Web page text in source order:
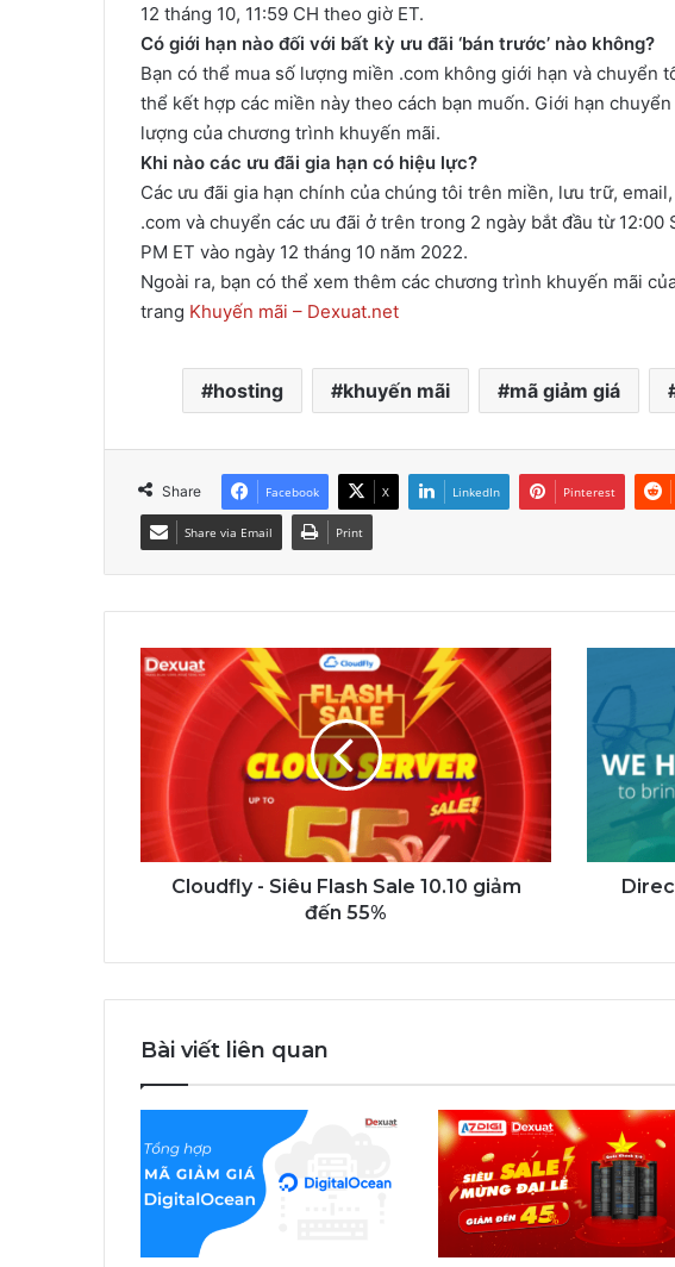
12 tháng 10, 11:59 CH theo giờ ET.
Có giới hạn nào đối với bất kỳ ưu đãi ‘bán trước’ nào không?
Bạn có thể mua số lượng miền .com không giới hạn và chuyển
thể kết hợp các miền này theo cách bạn muốn. Giới hạn
lượng của chương trình khuyến mãi.
Khi nào các ưu đãi gia hạn có hiệu lực?
Các ưu đãi gia hạn chính của chúng tôi trên miền, lưu trữ,
.com và chuyển các ưu đãi ở trên trong 2 ngày bắt đầu từ 12:00
PM ET vào ngày 12 tháng 10 năm 2022.
Ngoài ra, bạn có thể xem thêm các chương trình khuyến mãi
trang Khuyến mãi – Dexuat.net
hosting khuyến mãi mã giảm giá
Share Facebook X LinkedIn Pinterest
Share via Email Print
Cloudfly
Flash
10.10
55%
Cloudfly - Siêu Flash Sale 10.10 giảm
đến 55%
Directnic
.COM
và
.NET
Bài viết liên quan